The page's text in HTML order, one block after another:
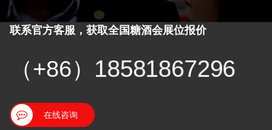
联系官方客服，获取全国糖酒会展位报价
（+86） 18581867296
在线咨询